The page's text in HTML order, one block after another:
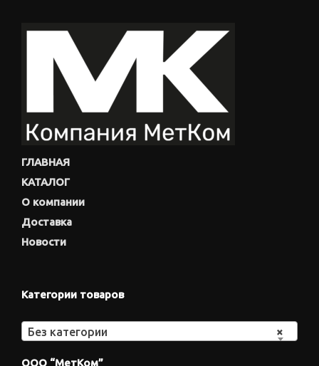
ГЛАВНАЯ
КАТАЛОГ
О компании
Доставка
Новости
Категории товаров
×
Без категории
ООО “МетКом”